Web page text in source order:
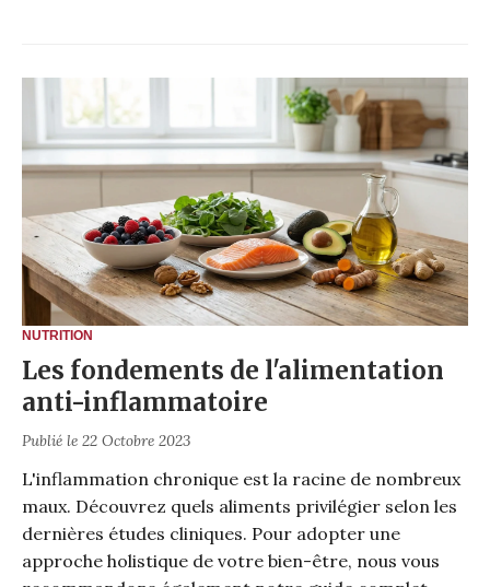
NUTRITION
Les fondements de l'alimentation
anti-inflammatoire
Publié le 22 Octobre 2023
L'inflammation chronique est la racine de nombreux
maux. Découvrez quels aliments privilégier selon les
dernières études cliniques. Pour adopter une
approche holistique de votre bien-être, nous vous